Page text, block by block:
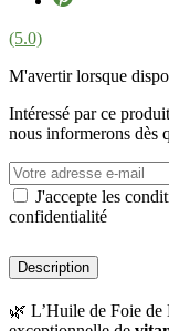
(5.0)
M'avertir lorsque
Intéressé par ce
nous informerons dès
J'accepte les
confidentialité
Description
🌿 L’Huile de Foie de